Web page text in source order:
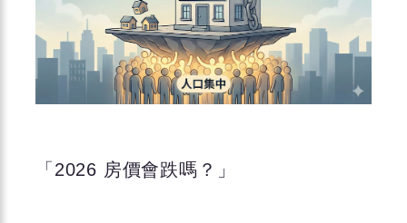
「2026 房價會跌嗎？」